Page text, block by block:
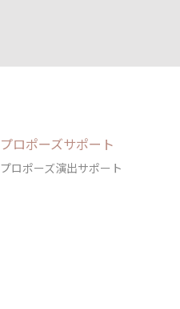
プロポーズサポート
プロポーズ演出サポート